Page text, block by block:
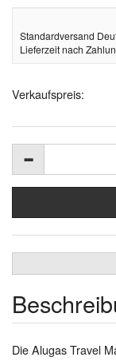
Standardversand
Lieferzeit nach
Verkaufspreis:
Die Alugas Travel